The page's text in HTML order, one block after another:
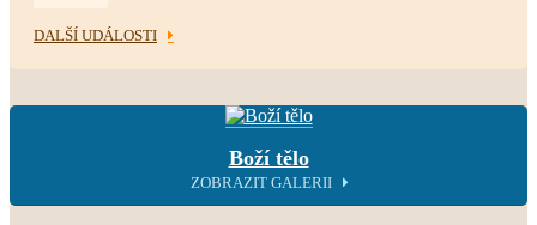
DALŠÍ UDÁLOSTI
Boží tělo
ZOBRAZIT GALERII